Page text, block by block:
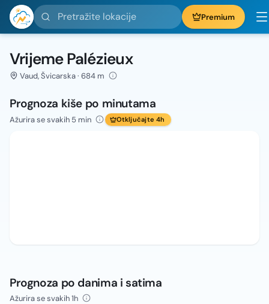
Pretražite lokacije Premium
Vrijeme Palézieux
Vaud, Švicarska · 684 m
Prognoza kiše po minutama
Ažurira se svakih 5 min Otključajte 4h
Prognoza po danima i satima
Ažurira se svakih 1h